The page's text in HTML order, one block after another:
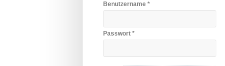
Benutzername *
Passwort *